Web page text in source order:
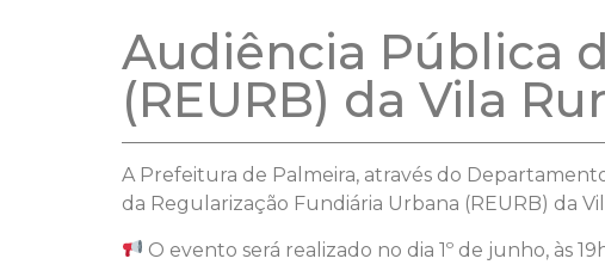
Audiência Pública
(REURB) da Vila
A Prefeitura de Palmeira, através do
da Regularização Fundiária Urbana (REURB) da
O evento será realizado no dia 1º de junho, às